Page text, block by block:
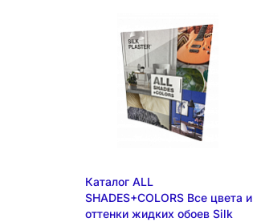
Каталог ALL
SHADES+COLORS Все цвета и
оттенки жидких обоев Silk